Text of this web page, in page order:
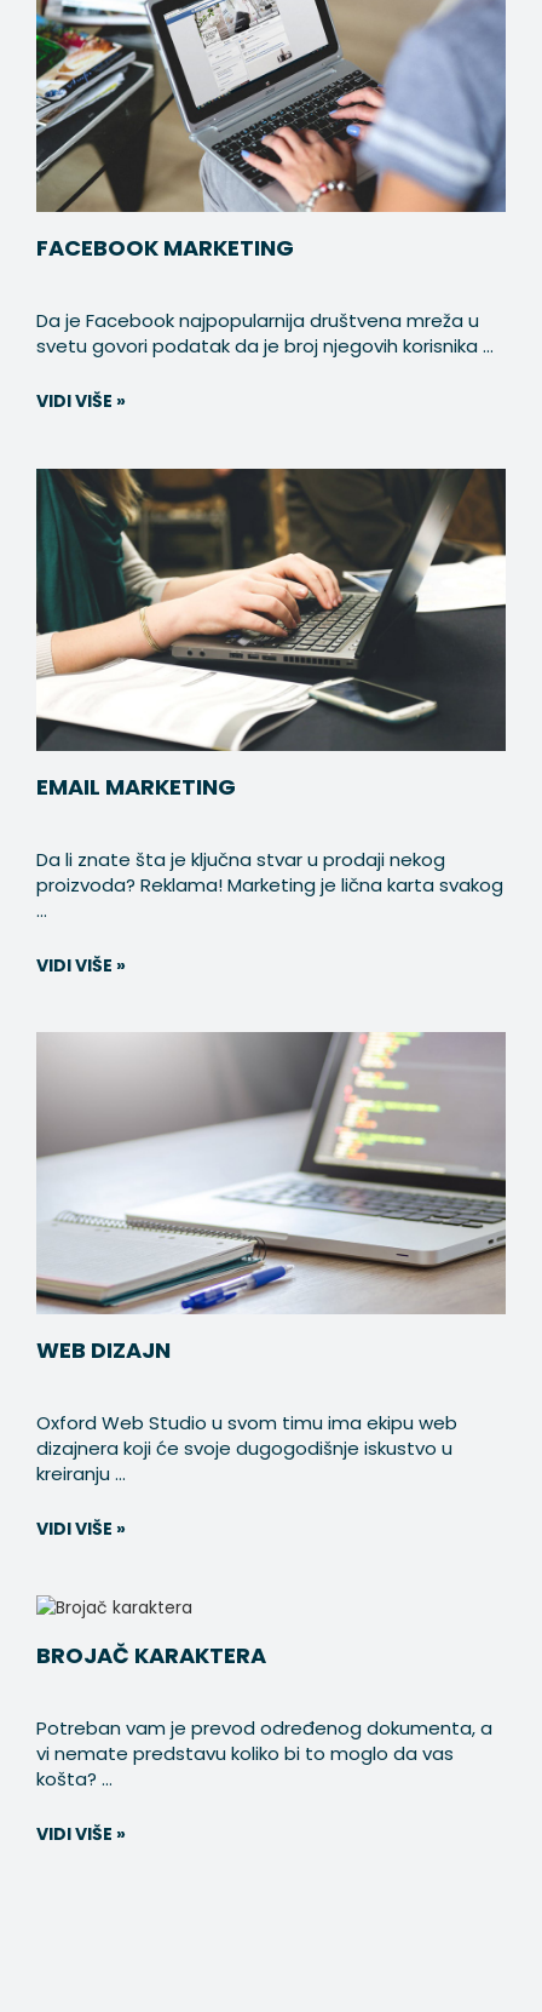
FACEBOOK MARKETING
Da je Facebook najpopularnija društvena mreža u
svetu govori podatak da je broj njegovih korisnika ...
VIDI VIŠE »
EMAIL MARKETING
Da li znate šta je ključna stvar u prodaji nekog
proizvoda? Reklama! Marketing je lična karta svakog
...
VIDI VIŠE »
WEB DIZAJN
Oxford Web Studio u svom timu ima ekipu web
dizajnera koji će svoje dugogodišnje iskustvo u
kreiranju ...
VIDI VIŠE »
BROJAČ KARAKTERA
Potreban vam je prevod određenog dokumenta, a
vi nemate predstavu koliko bi to moglo da vas
košta? ...
VIDI VIŠE »